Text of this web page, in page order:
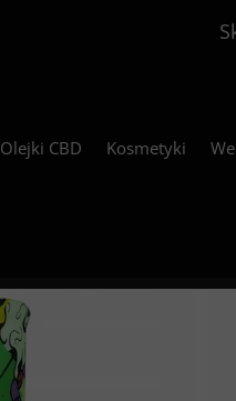
Olejki CBD Kosmetyki